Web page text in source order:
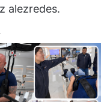
alezredes.